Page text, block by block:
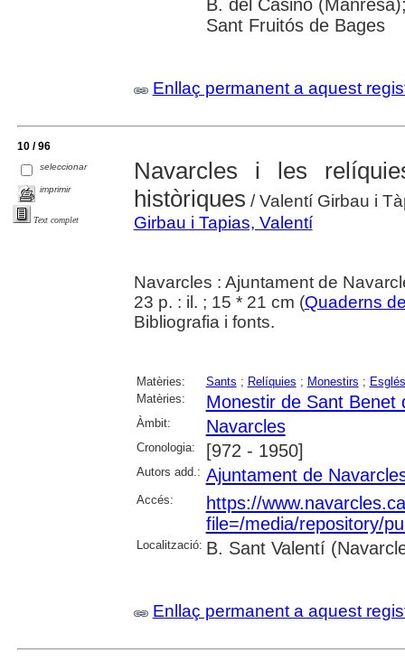
B. del Casino
Sant Fruitós de Bages
Enllaç permanent a aquest
10 / 96
seleccionar
imprimir
Text complet
Navarcles i les
històriques / Valentí Girbau i
Girbau i Tapias, Valentí
Navarcles : Ajuntament de
23 p. : il. ; 15 * 21 cm (Quaderns
Bibliografia i fonts.
Matèries: Sants ; Relíquies ; Monestirs ;
Matèries:
Monestir de Sant Benet
Àmbit: Navarcles
Cronologia: [972 - 1950]
Autors add.: Ajuntament de
Accés:
https://
file=/media/repository/
Localització: B. Sant Valentí
Enllaç permanent a aquest